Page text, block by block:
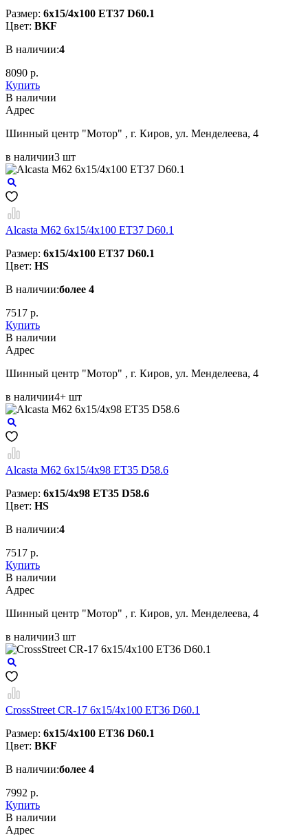
Размер: 6x15/4x100 ET37 D60.1
Цвет: BKF
В наличии:4
8090 р.
Купить
В наличии
Aдрес
Шинный центр "Мотор" , г. Киров, ул. Менделеева, 4
в наличии3 шт
Alcasta M62 6x15/4x100 ET37 D60.1
Размер: 6x15/4x100 ET37 D60.1
Цвет: HS
В наличии:более 4
7517 р.
Купить
В наличии
Aдрес
Шинный центр "Мотор" , г. Киров, ул. Менделеева, 4
в наличии4+ шт
Alcasta M62 6x15/4x98 ET35 D58.6
Размер: 6x15/4x98 ET35 D58.6
Цвет: HS
В наличии:4
7517 р.
Купить
В наличии
Aдрес
Шинный центр "Мотор" , г. Киров, ул. Менделеева, 4
в наличии3 шт
CrossStreet CR-17 6x15/4x100 ET36 D60.1
Размер: 6x15/4x100 ET36 D60.1
Цвет: BKF
В наличии:более 4
7992 р.
Купить
В наличии
Aдрес